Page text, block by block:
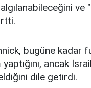
ve
bugüne kadar
ancak
dile getirdi.